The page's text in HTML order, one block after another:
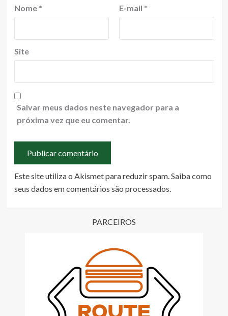
Nome * E-mail *
Site
Salvar meus dados neste navegador para a
próxima vez que eu comentar.
Este site utiliza o Akismet para reduzir spam.Saiba como
seus dados em comentários são processados.
PARCEIROS